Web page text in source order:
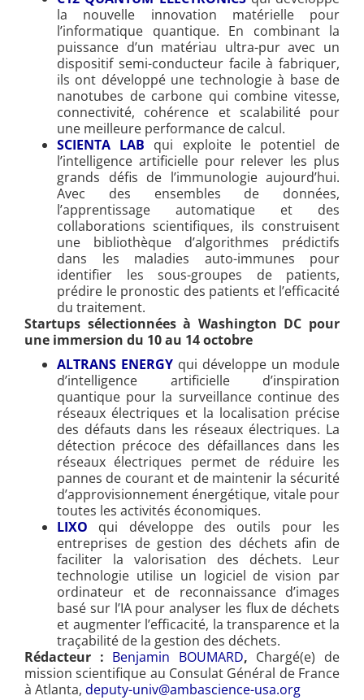
la nouvelle innovation matérielle pour
l’informatique quantique. En combinant la
puissance d’un matériau ultra-pur avec un
dispositif semi-conducteur facile à fabriquer,
ils ont développé une technologie à base de
nanotubes de carbone qui combine vitesse,
connectivité, cohérence et scalabilité pour
une meilleure performance de calcul.
SCIENTA LAB qui exploite le potentiel de
l’intelligence artificielle pour relever les plus
grands défis de l’immunologie aujourd’hui.
Avec des ensembles de données,
l’apprentissage automatique et des
collaborations scientifiques, ils construisent
une bibliothèque d’algorithmes prédictifs
dans les maladies auto-immunes pour
identifier les sous-groupes de patients,
prédire le pronostic des patients et l’efficacité
du traitement.
Startups sélectionnées à Washington DC pour
une immersion du 10 au 14 octobre
ALTRANS ENERGY qui développe un module
d’intelligence artificielle d’inspiration
quantique pour la surveillance continue des
réseaux électriques et la localisation précise
des défauts dans les réseaux électriques. La
détection précoce des défaillances dans les
réseaux électriques permet de réduire les
pannes de courant et de maintenir la sécurité
d’approvisionnement énergétique, vitale pour
toutes les activités économiques.
LIXO
qui développe des outils pour les
entreprises de gestion des déchets afin de
faciliter la valorisation des déchets. Leur
technologie utilise un logiciel de vision par
ordinateur et de reconnaissance d’images
basé sur l’IA pour analyser les flux de déchets
et augmenter l’efficacité, la transparence et la
traçabilité de la gestion des déchets.
Rédacteur : Benjamin BOUMARD, Chargé(e) de
mission scientifique au Consulat Général de France
à Atlanta, deputy-univ@ambascience-usa.org